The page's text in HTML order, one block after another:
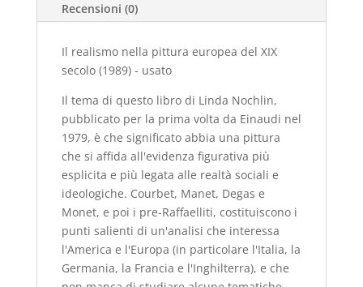
(1989)
usato
quantità
Recensioni (0)
Il realismo nella pittura europea del XIX
secolo (1989) - usato
Il tema di questo libro di Linda Nochlin,
pubblicato per la prima volta da Einaudi nel
1979, è che significato abbia una pittura
che si affida all'evidenza figurativa più
esplicita e più legata alle realtà sociali e
ideologiche. Courbet, Manet, Degas e
Monet, e poi i pre-Raffaelliti, costituiscono i
punti salienti di un'analisi che interessa
l'America e l'Europa (in particolare l'Italia, la
Germania, la Francia e l'Inghilterra), e che